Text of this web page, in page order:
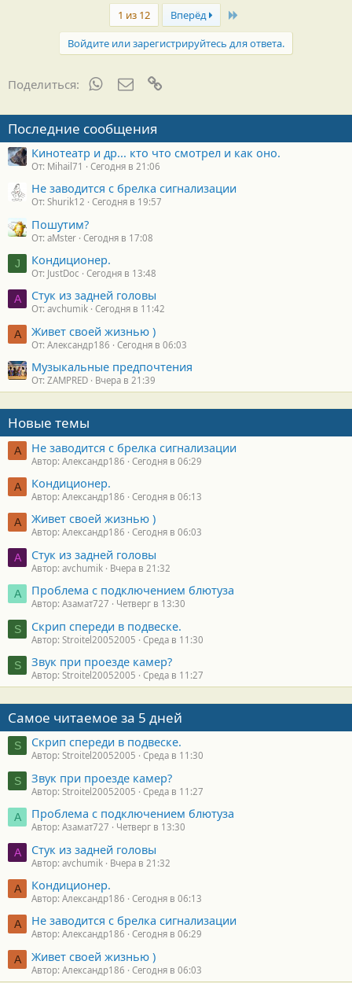
1 из 12 Вперёд
Войдите или зарегистрируйтесь для ответа.
Поделиться: WhatsAppЭлектронная почта
Последние сообщения
Кинотеатр и др... кто что смотрел и как оно.
От: Mihail71 Сегодня в 21:06
Не заводится с брелка сигнализации
От: Shurik12 Сегодня в 19:57
Пошутим?
От: aMster Сегодня в 17:08
J Кондиционер.
От: JustDoc Сегодня в 13:48
A Стук из задней головы
От: avchumik Сегодня в 11:42
А Живет своей жизнью )
От: Александр186 Сегодня в 06:03
Музыкальные предпочтения
От: ZAMPRED Вчера в 21:39
Новые темы
А Не заводится с брелка сигнализации
Автор: Александр186 Сегодня в 06:29
А Кондиционер.
Автор: Александр186 Сегодня в 06:13
А Живет своей жизнью )
Автор: Александр186 Сегодня в 06:03
A Стук из задней головы
Автор: avchumik Вчера в 21:32
А Проблема с подключением блютуза
Автор: Азамат727 Четверг в 13:30
S Скрип спереди в подвеске.
Автор: Stroitel20052005 Среда в 11:30
S Звук при проезде камер?
Автор: Stroitel20052005 Среда в 11:27
Самое читаемое за 5 дней
S Скрип спереди в подвеске.
Автор: Stroitel20052005 Среда в 11:30
S Звук при проезде камер?
Автор: Stroitel20052005 Среда в 11:27
А Проблема с подключением блютуза
Автор: Азамат727 Четверг в 13:30
A Стук из задней головы
Автор: avchumik Вчера в 21:32
А Кондиционер.
Автор: Александр186 Сегодня в 06:13
А Не заводится с брелка сигнализации
Автор: Александр186 Сегодня в 06:29
А Живет своей жизнью )
Автор: Александр186 Сегодня в 06:03